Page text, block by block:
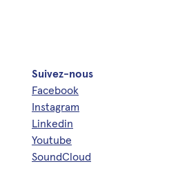
Suivez-nous
Facebook
Instagram
Linkedin
Youtube
SoundCloud